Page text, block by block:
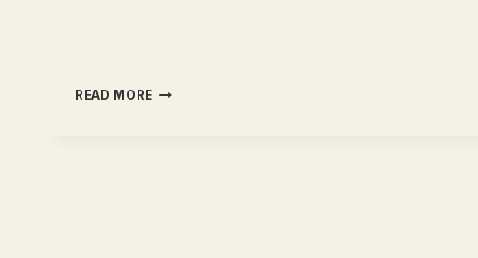
READ MORE MEDITAÇÃO